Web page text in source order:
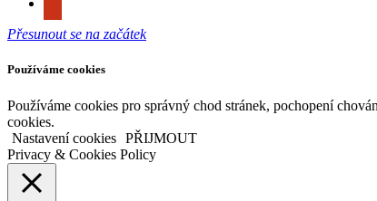
Přesunout se na začátek
Používáme cookies
Používáme cookies pro správný chod stránek, pochopení
cookies.
Nastavení cookies PŘIJMOUT
Privacy & Cookies Policy